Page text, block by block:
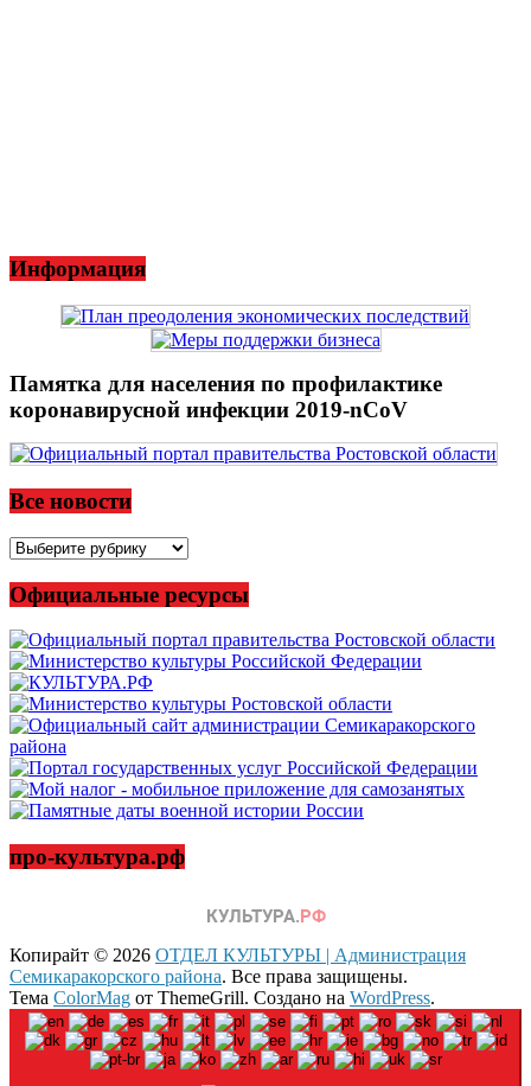
Информация
Памятка для населения по профилактике
коронавирусной инфекции 2019-nCoV
Все новости
Все
Официальные ресурсы
про-культура.рф
Копирайт © 2026 ОТДЕЛ КУЛЬТУРЫ | Администрация
Семикаракорского района. Все права защищены.
Тема ColorMag от ThemeGrill. Создано на WordPress.